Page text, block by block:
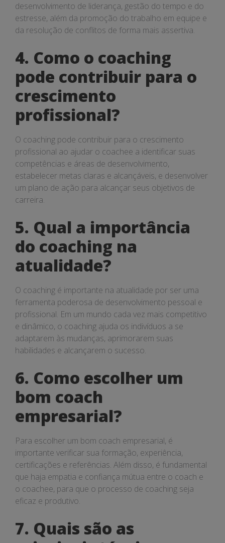
desenvolvimento de liderança, gestão do tempo e do
estresse, além da promoção do trabalho em equipe e
da resolução de conflitos de forma mais assertiva.
4. Como o coaching
pode contribuir para o
crescimento
profissional?
O coaching pode contribuir para o crescimento
profissional ao ajudar o coachee a identificar suas
competências e áreas de desenvolvimento,
estabelecer metas claras e alcançáveis, e desenvolver
um plano de ação para alcançar seus objetivos de
carreira.
5. Qual a importância
do coaching na
atualidade?
O coaching é importante na atualidade por ser uma
ferramenta poderosa de desenvolvimento pessoal e
profissional. Em um mundo cada vez mais competitivo
e dinâmico, o coaching ajuda os indivíduos a se
adaptarem às mudanças, aprimorarem suas
habilidades e alcançarem o sucesso.
6. Como escolher um
bom coach
empresarial?
Para escolher um bom coach empresarial, é
importante verificar sua formação, experiência,
certificações e referências. Além disso, é fundamental
que haja empatia e confiança mútua entre o coach e
o coachee, para que o processo de coaching seja
eficaz e produtivo.
7. Quais são as